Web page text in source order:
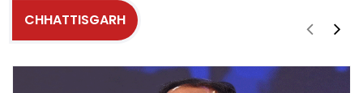
CHHATTISGARH